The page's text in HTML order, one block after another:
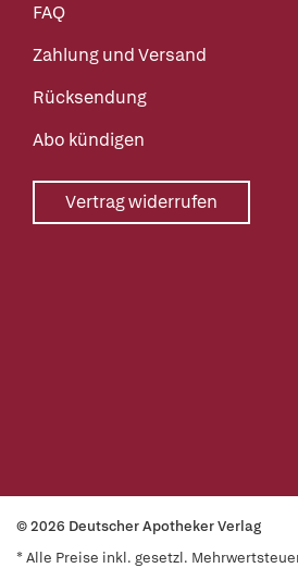
FAQ
Zahlung und Versand
Rücksendung
Abo kündigen
Vertrag widerrufen
© 2026 Deutscher Apotheker Verlag
* Alle Preise inkl. gesetzl.